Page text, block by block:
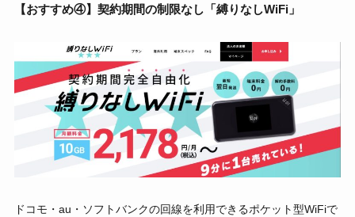
【おすすめ④】契約期間の制限なし「縛りなしWiFi」
ドコモ・au・ソフトバンクの回線を利用できるポケット型WiFiで